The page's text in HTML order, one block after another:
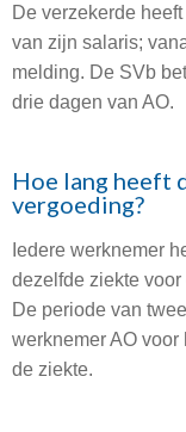
De verzekerde
van zijn salaris;
melding. De SVb
drie dagen van AO.
Hoe lang heeft
vergoeding?
Iedere werknemer
dezelfde ziekte
De periode van
werknemer AO
de ziekte.